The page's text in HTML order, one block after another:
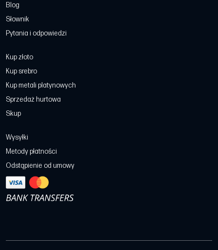
Blog
Słownik
Pytania i odpowiedzi
Kup złoto
Kup srebro
Kup metali platynowych
Sprzedaż hurtowa
Skup
Wysyłki
Metody płatności
Odstąpienie od umowy